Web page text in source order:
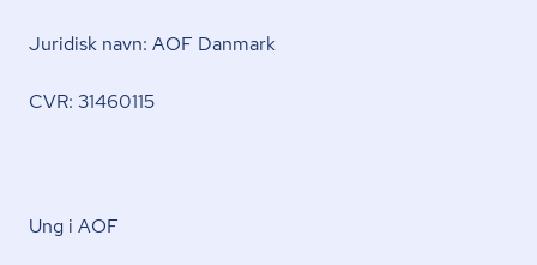
Juridisk navn: AOF Danmark
CVR: 31460115
Ung i AOF